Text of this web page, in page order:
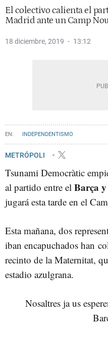
El colectivo calienta el
Madrid ante un Camp
18 diciembre, 2019 13:12
INDEPENDENTISMO
METRÓPOLI
Tsunami Democràtic
al partido entre el Barça
jugará esta tarde en el
Esta mañana, dos
iban encapuchados han
recinto de la Maternitat,
estadio azulgrana.
Nosaltres ja us